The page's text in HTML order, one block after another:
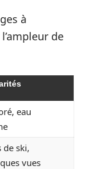
à
de
eau
de ski,
vues